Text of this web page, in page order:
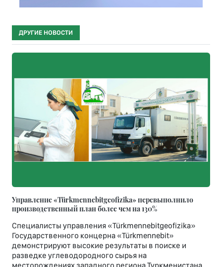
ДРУГИЕ НОВОСТИ
Управление «Türkmennebitgeofizika» перевыполнило
производственный план более чем на 130%
Специалисты управления «Türkmennebitgeofizika»
Государственного концерна «Türkmennebit»
демонстрируют высокие результаты в поиске и
разведке углеводородного сырья на